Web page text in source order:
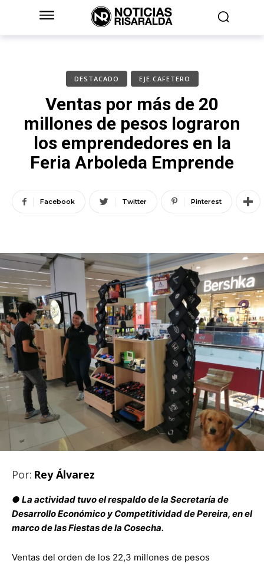
DESTACADO EJE CAFETERO
Ventas por más de 20
millones de pesos lograron
los emprendedores en la
Feria Arboleda Emprende
Facebook Twitter Pinterest
Por: Rey Álvarez
● La actividad tuvo el respaldo de la Secretaría de
Desarrollo Económico y Competitividad de Pereira, en el
marco de las Fiestas de la Cosecha.
Ventas del orden de los 22,3 millones de pesos